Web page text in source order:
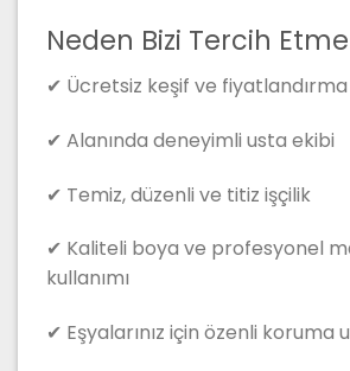
Neden Bizi Tercih
✔ Ücretsiz keşif ve fiyatlandırma
✔ Alanında deneyimli usta ekibi
✔ Temiz, düzenli ve titiz işçilik
✔ Kaliteli boya ve profesyonel
kullanımı
✔ Eşyalarınız için özenli koruma